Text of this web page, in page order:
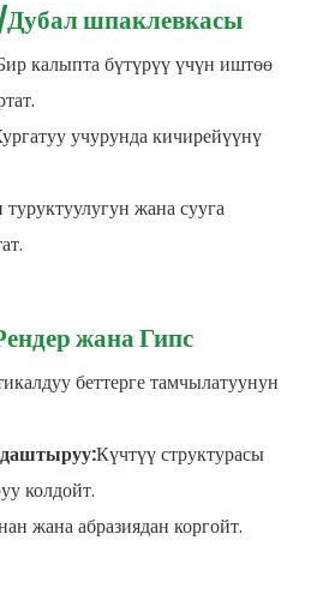
шпаклевкасы
калыпта бүтүрүү үчүн иштөө
учурунда кичирейүүнү
туруктуулугун жана сууга
жана Гипс
беттерге тамчылатуунун
Күчтүү структурасы
колдойт.
жана абразиядан коргойт.